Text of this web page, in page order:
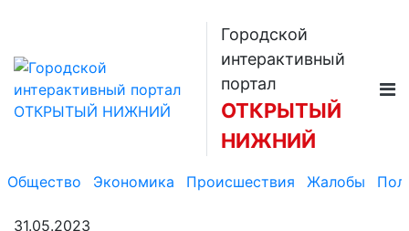
Городской
интерактивный
портал
ОТКРЫТЫЙ
НИЖНИЙ
Общество Экономика Происшествия Жалобы
31.05.2023